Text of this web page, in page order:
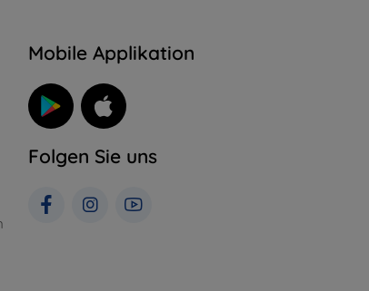
Mobile Applikation
Folgen Sie uns